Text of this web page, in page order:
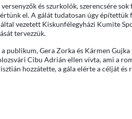
és szurkolók, szerencsére
el. A gálát tudatosan úgy építettük
vezetett Kiskunfélegyházi Kumite
tervezzük.
publikum, Gera Zorka és Kármen
Cibu Adrián ellen vívta, ami a
hozzátette, a gála elérte a célját